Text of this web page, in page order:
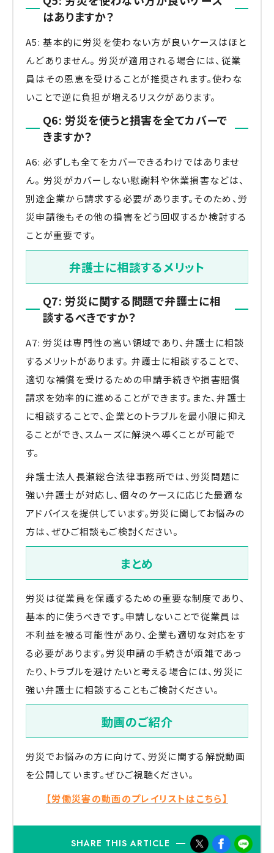
はありますか？
A5: 基本的に労災を使わない方が良いケースはほと
んどありません。 労災が適用される場合には、従業
員はその恩恵を受けることが推奨されます。使わな
いことで逆に負担が増えるリスクがあります。
Q6: 労災を使うと損害を全てカバーで
きますか？
A6: 必ずしも全てをカバーできるわけではありませ
ん。 労災がカバーしない慰謝料や休業損害などは、
別途企業から請求する必要があります。そのため、労
災申請後もその他の損害をどう回収するか検討する
ことが重要です。
弁護士に相談するメリット
Q7: 労災に関する問題で弁護士に相
談するべきですか？
A7: 労災は専門性の高い領域であり、弁護士に相談
するメリットがあります。 弁護士に相談することで、
適切な補償を受けるための申請手続きや損害賠償
請求を効率的に進めることができます。また、弁護士
に相談することで、企業とのトラブルを最小限に抑え
ることができ、スムーズに解決へ導くことが可能で
す。
弁護士法人長瀬総合法律事務所では、労災問題に
強い弁護士が対応し、個々のケースに応じた最適な
アドバイスを提供しています。労災に関してお悩みの
方は、ぜひご相談もご検討ください。
まとめ
労災は従業員を保護するための重要な制度であり、
基本的に使うべきです。申請しないことで従業員は
不利益を被る可能性があり、企業も適切な対応をす
る必要があります。労災申請の手続きが煩雑であっ
たり、トラブルを避けたいと考える場合には、労災に
強い弁護士に相談することもご検討ください。
動画のご紹介
労災でお悩みの方に向けて、労災に関する解説動画
を公開しています。ぜひご視聴ください。
【労働災害の動画のプレイリストはこちら】
SHARE THIS ARTICLE